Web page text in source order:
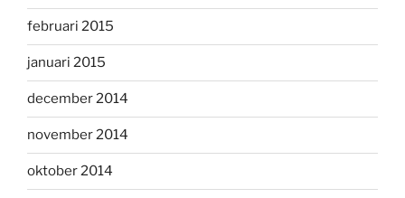
februari 2015
januari 2015
december 2014
november 2014
oktober 2014